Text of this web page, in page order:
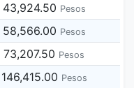
43,924.50 Pesos
58,566.00 Pesos
73,207.50 Pesos
Pesos